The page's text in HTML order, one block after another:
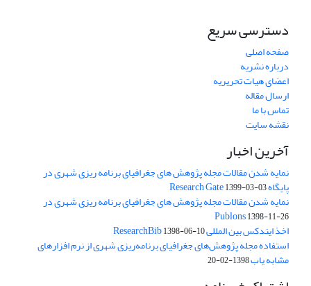
دسترسی سریع
صفحه اصلی
درباره نشریه
اعضای هیات تحریریه
ارسال مقاله
تماس با ما
نقشه سایت
آخرین اخبار
نمایه شدن مقالات مجله پژوهش های جغرافیای برنامه ریزی شهری در
پایگاه Research Gate1399-03-03
نمایه شدن مقالات مجله پژوهش های جغرافیای برنامه ریزی شهری در
Publons1398-11-26
اخذ ایندکس بین المللی ResearchBib1398-06-10
استفاده مجله پژوهش‌های جغرافیای برنامه‌ریزی شهری از نرم افزارهای
مشابه یاب1398-02-20